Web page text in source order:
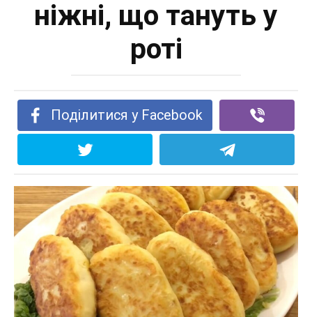
ніжні, що тануть у
роті
Поділитися у Facebook